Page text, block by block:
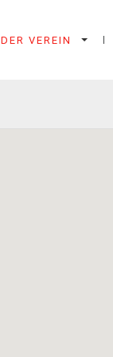
DER VEREIN